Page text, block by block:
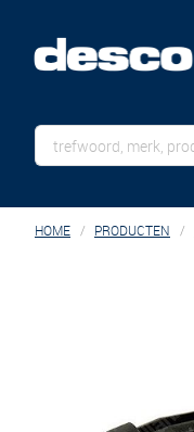
HOME PRODUCTEN